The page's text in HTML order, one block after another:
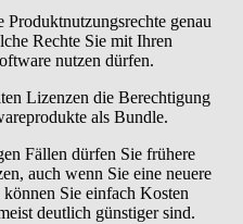
Produktnutzungsrechte genau
Rechte Sie mit Ihren
nutzen dürfen.
Lizenzen die Berechtigung
als Bundle.
Fällen dürfen Sie frühere
auch wenn Sie eine neuere
Sie einfach Kosten
deutlich günstiger sind.